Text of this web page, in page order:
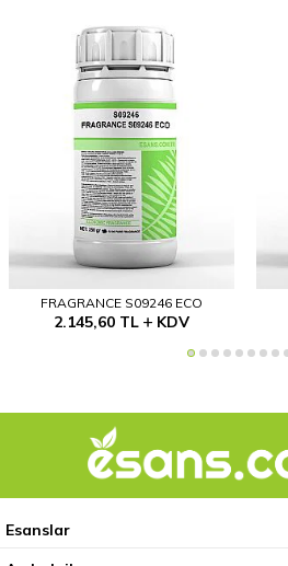
FRAGRANCE S09246 ECO
2.145,60TL KDV
Esanslar